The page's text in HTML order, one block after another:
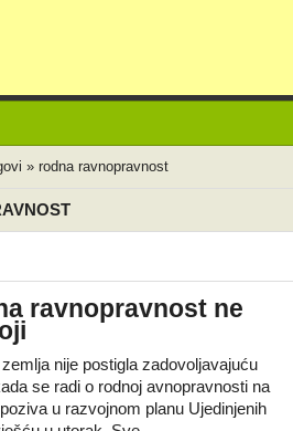
» rodna ravnopravnost
ravnopravnost ne
nije postigla zadovoljavajuću
se radi o rodnoj avnopravnosti na
u razvojnom planu Ujedinjenih